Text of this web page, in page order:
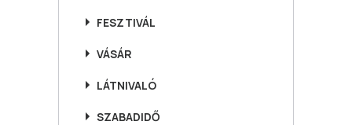
FESZTIVÁL
VÁSÁR
LÁTNIVALÓ
SZABADIDŐ